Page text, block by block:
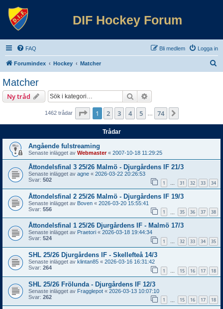
DIF Hockey Forum
FAQ Logga in
Bli medlem
Forumindex Hockey Matcher
Matcher
Ny tråd Sök
1462 trådar Sida av 74
1 2 3 4 5 74
Trådar
Angående fulstreaming
Senaste inlägget av Webmaster« 2007-10-18 11:29:25
Åttondelsfinal 3 25/26 Malmö - Djurgårdens IF 21/3
Senaste inlägget av agne « 2026-03-22 20:26:53
Svar: 502 1 … 31 32 33 34
Åttondelsfinal 2 25/26 Malmö - Djurgårdens IF 19/3
Senaste inlägget av Boven « 2026-03-20 15:55:41
Svar: 556 1 35 36 37 38
Åttondelsfinal 1 25/26 Djurgårdens IF - Malmö 17/3
Senaste inlägget av Praetori « 2026-03-18 19:44:34
Svar: 524 1 … 32 33 34 35
SHL 25/26 Djurgårdens IF - Skellefteå 14/3
Senaste inlägget av klintan85 « 2026-03-16 16:31:42
Svar: 264 1 … 15 16 17 18
SHL 25/26 Frölunda - Djurgårdens IF 12/3
Senaste inlägget av Fragglepot « 2026-03-13 10:07:10
Svar: 262 1 15 16 17 18